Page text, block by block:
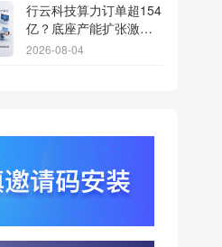
行云科技算力订单超154
亿？底座产能扩张激活
AI应用多终端流转新周
2026-08-04
因升级
DeepSeek跑分超
GPT5.6？超低价API引
爆智能体工具免填码安
2026-08-03
蚂蚁灵波首轮拟募资15